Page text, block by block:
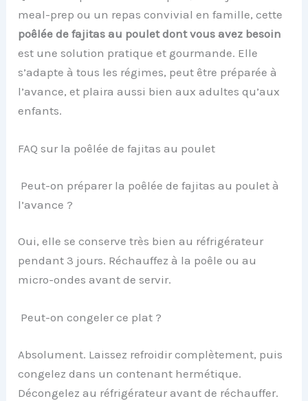
meal-prep ou un repas convivial en famille, cette
poêlée de fajitas au poulet dont vous avez besoin
est une solution pratique et gourmande. Elle
s’adapte à tous les régimes, peut être préparée à
l’avance, et plaira aussi bien aux adultes qu’aux
enfants.
FAQ sur la poêlée de fajitas au poulet
Peut-on préparer la poêlée de fajitas au poulet à
l’avance ?
Oui, elle se conserve très bien au réfrigérateur
pendant 3 jours. Réchauffez à la poêle ou au
micro-ondes avant de servir.
Peut-on congeler ce plat ?
Absolument. Laissez refroidir complètement, puis
congelez dans un contenant hermétique.
Décongelez au réfrigérateur avant de réchauffer.